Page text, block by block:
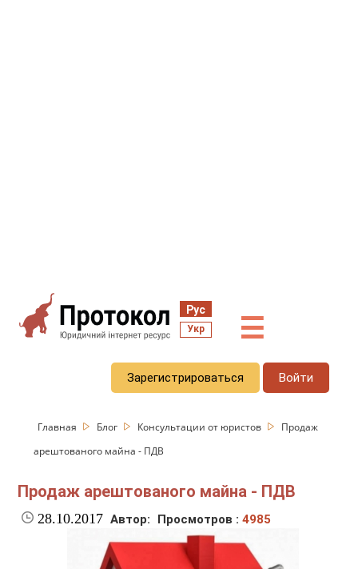
Рус
Укр ☰
Зарегистрироваться Войти
Главная Блог Консультации от юристов
Продаж
арештованого майна - ПДВ
Продаж арештованого майна - ПДВ
28.10.2017 Автор: Просмотров :4985